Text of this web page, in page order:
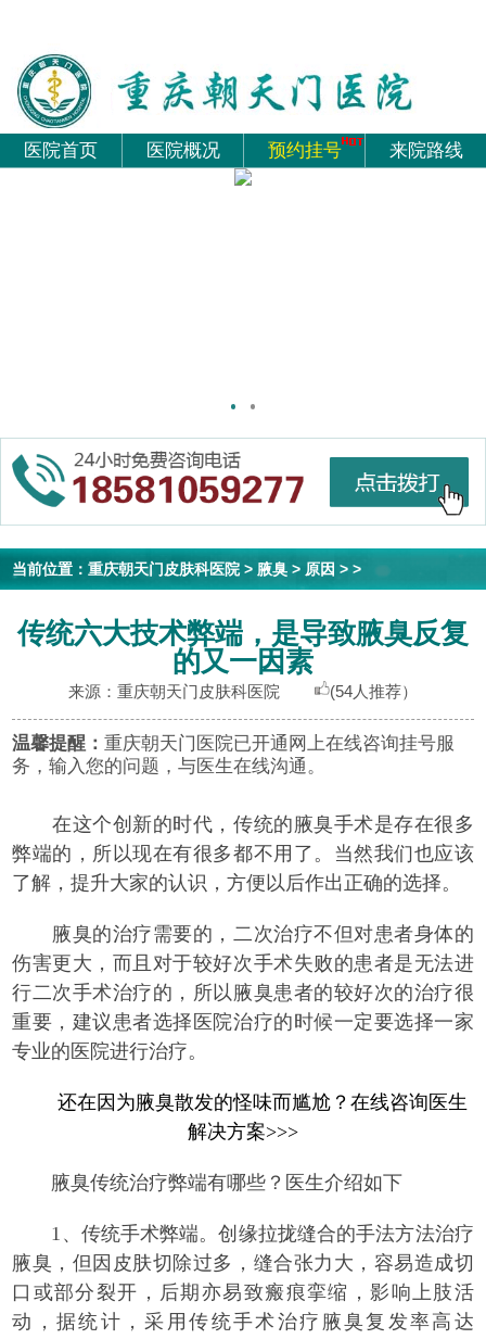
医院首页 医院概况 预约挂号 来院路线
当前位置：重庆朝天门皮肤科医院> 腋臭 > 原因 > >
传统六大技术弊端，是导致腋臭反复
的又一因素
来源：重庆朝天门皮肤科医院 (54人推荐）
温馨提醒：重庆朝天门医院已开通网上在线咨询挂号服
务，输入您的问题，与医生在线沟通。
在这个创新的时代，传统的腋臭手术是存在很多
弊端的，所以现在有很多都不用了。当然我们也应该
了解，提升大家的认识，方便以后作出正确的选择。
腋臭的治疗需要的，二次治疗不但对患者身体的
伤害更大，而且对于较好次手术失败的患者是无法进
行二次手术治疗的，所以腋臭患者的较好次的治疗很
重要，建议患者选择医院治疗的时候一定要选择一家
专业的医院进行治疗。
还在因为腋臭散发的怪味而尴尬？在线咨询医生
解决方案>>>
腋臭传统治疗弊端有哪些？医生介绍如下
1、传统手术弊端。创缘拉拢缝合的手法方法治疗
腋臭，但因皮肤切除过多，缝合张力大，容易造成切
口或部分裂开，后期亦易致瘢痕挛缩，影响上肢活
动，据统计，采用传统手术治疗腋臭复发率高达